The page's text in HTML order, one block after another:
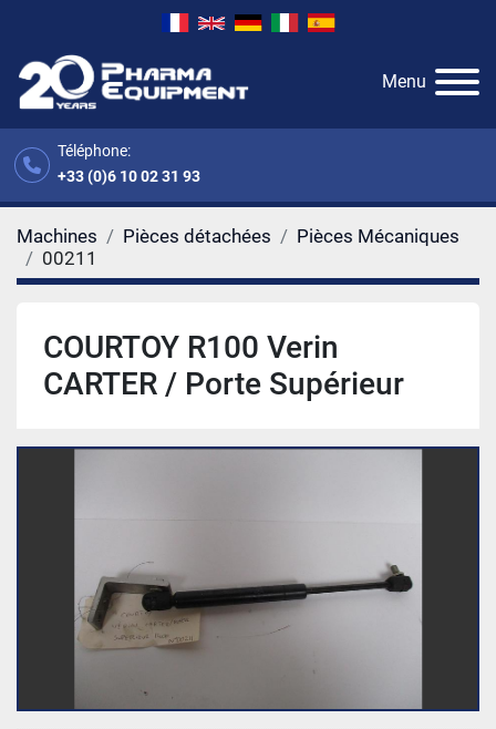
Téléphone:
+33 (0)6 10 02 31 93
Menu
Machines Pièces détachées
Pièces Mécaniques
00211
COURTOY R100 Verin
CARTER / Porte Supérieur